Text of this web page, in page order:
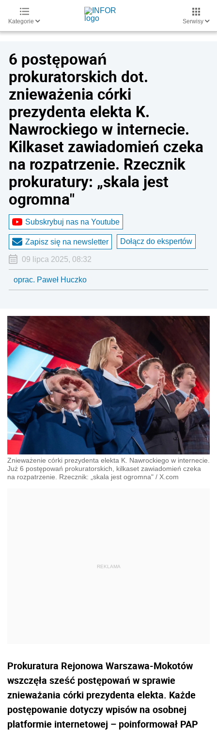
Kategorie Serwisy
6 postępowań
prokuratorskich dot.
znieważenia córki
prezydenta elekta K.
Nawrockiego w internecie.
Kilkaset zawiadomień czeka
na rozpatrzenie. Rzecznik
prokuratury: „skala jest
ogromna"
Subskrybuj nas na Youtube
Zapisz się na newsletter Dołącz do ekspertów
09 lipca 2025, 08:32
oprac. Paweł Huczko
Znieważenie córki prezydenta elekta K. Nawrockiego w internecie.
Już 6 postępowań prokuratorskich, kilkaset zawiadomień czeka
na rozpatrzenie. Rzecznik: „skala jest ogromna" / X.com
Prokuratura Rejonowa Warszawa-Mokotów
wszczęła sześć postępowań w sprawie
znieważania córki prezydenta elekta. Każde
postępowanie dotyczy wpisów na osobnej
platformie internetowej – poinformował PAP